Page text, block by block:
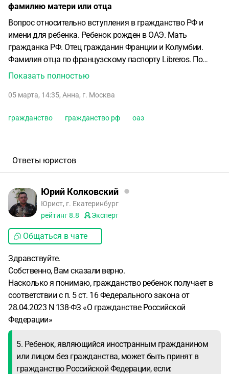
фамилию матери или отца
Вопрос относительно вступления в гражданство РФ и
имени для ребенка. Ребенок рожден в ОАЭ. Мать
гражданка РФ. Отец гражданин Франции и Колумбии.
Фамилия отца по французскому паспорту Libreros. По
колумбийскому Libreros Denizot. В эмиратском
Denizot. Во Франции родителям разрешено передавать
исчезновения. «Denizot» — это фамилия её бабушки, и мы
Франции и Колумбии с фамилией Denizot. Проблем у
или на смене свидетельства о рождении и смене фамилии
ребенка там, или на присоединении Denizot к имени, а в
качестве фамилии использовать фамилию матери или
отца. Как отстоять фамилию Denizot?
Показать полностью
05 марта, 14:35, Анна, г. Москва
гражданство гражданство рф оаэ
Ответы юристов
Юрий Колковский
Юрист, г. Екатеринбург
рейтинг8.8 Эксперт
Общаться в чате
Здравствуйте.
Собственно, Вам сказали верно.
Насколько я понимаю, гражданство ребенок получает в
соответствии с п. 5 ст. 16 Федерального закона от
28.04.2023 N 138-ФЗ «О гражданстве Российской
Федерации»
5. Ребенок, являющийся иностранным гражданином
или лицом без гражданства, может быть принят в
гражданство Российской Федерации, если: